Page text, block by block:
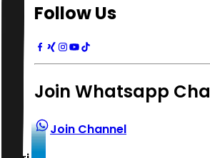
Follow Us
Join Whatsapp
Join Channel